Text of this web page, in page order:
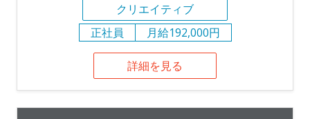
クリエイティブ
正社員
月給192,000円
詳細を見る